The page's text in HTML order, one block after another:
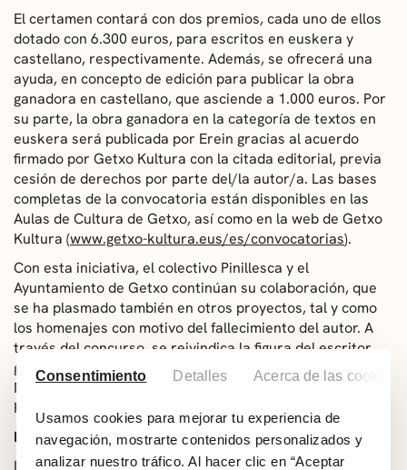
Consentimiento Detalles Acerca de las cookies
Usamos cookies para mejorar tu experiencia de
navegación, mostrarte contenidos personalizados y
analizar nuestro tráfico. Al hacer clic en “Aceptar
El certamen contará con dos premios, cada uno de ellos
dotado con 6.300 euros, para escritos en euskera y
castellano, respectivamente. Además, se ofrecerá una
ayuda, en concepto de edición para publicar la obra
ganadora en castellano, que asciende a 1.000 euros. Por
su parte, la obra ganadora en la categoría de textos en
euskera será publicada por Erein gracias al acuerdo
firmado por Getxo Kultura con la citada editorial, previa
cesión de derechos por parte del/la autor/a. Las bases
completas de la convocatoria están disponibles en las
Aulas de Cultura de Getxo, así como en la web de Getxo
Kultura (www.getxo-kultura.eus/es/convocatorias).
Con esta iniciativa, el colectivo Pinillesca y el
Ayuntamiento de Getxo continúan su colaboración, que
se ha plasmado también en otros proyectos, tal y como
los homenajes con motivo del fallecimiento del autor. A
través del concurso, se reivindica la figura del escritor
getxotarra, cuya obra atesora logros como el Premio
Nadal, el Premio Euskadi de Literatura en castellano y el
Premio Nacional de Narrativa.
Pasada edición
La última edición del Concurso de Novela Corta ‘Ramiro